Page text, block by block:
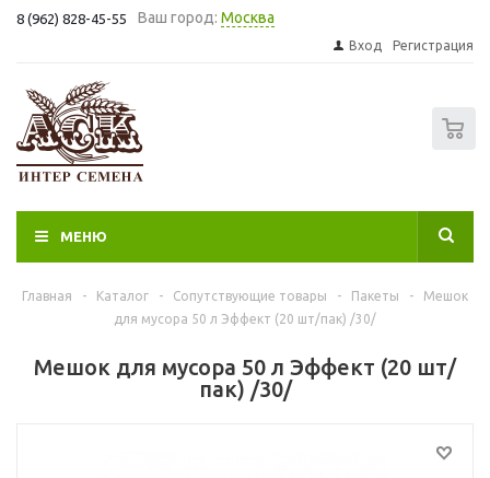
8 (962) 828-45-55 Ваш город: Москва
Вход Регистрация
МЕНЮ
Главная - Каталог - Сопутствующие товары - Пакеты -
Мешок
для мусора 50 л Эффект (20 шт/пак) /30/
Мешок для мусора 50 л Эффект (20 шт/
пак) /30/